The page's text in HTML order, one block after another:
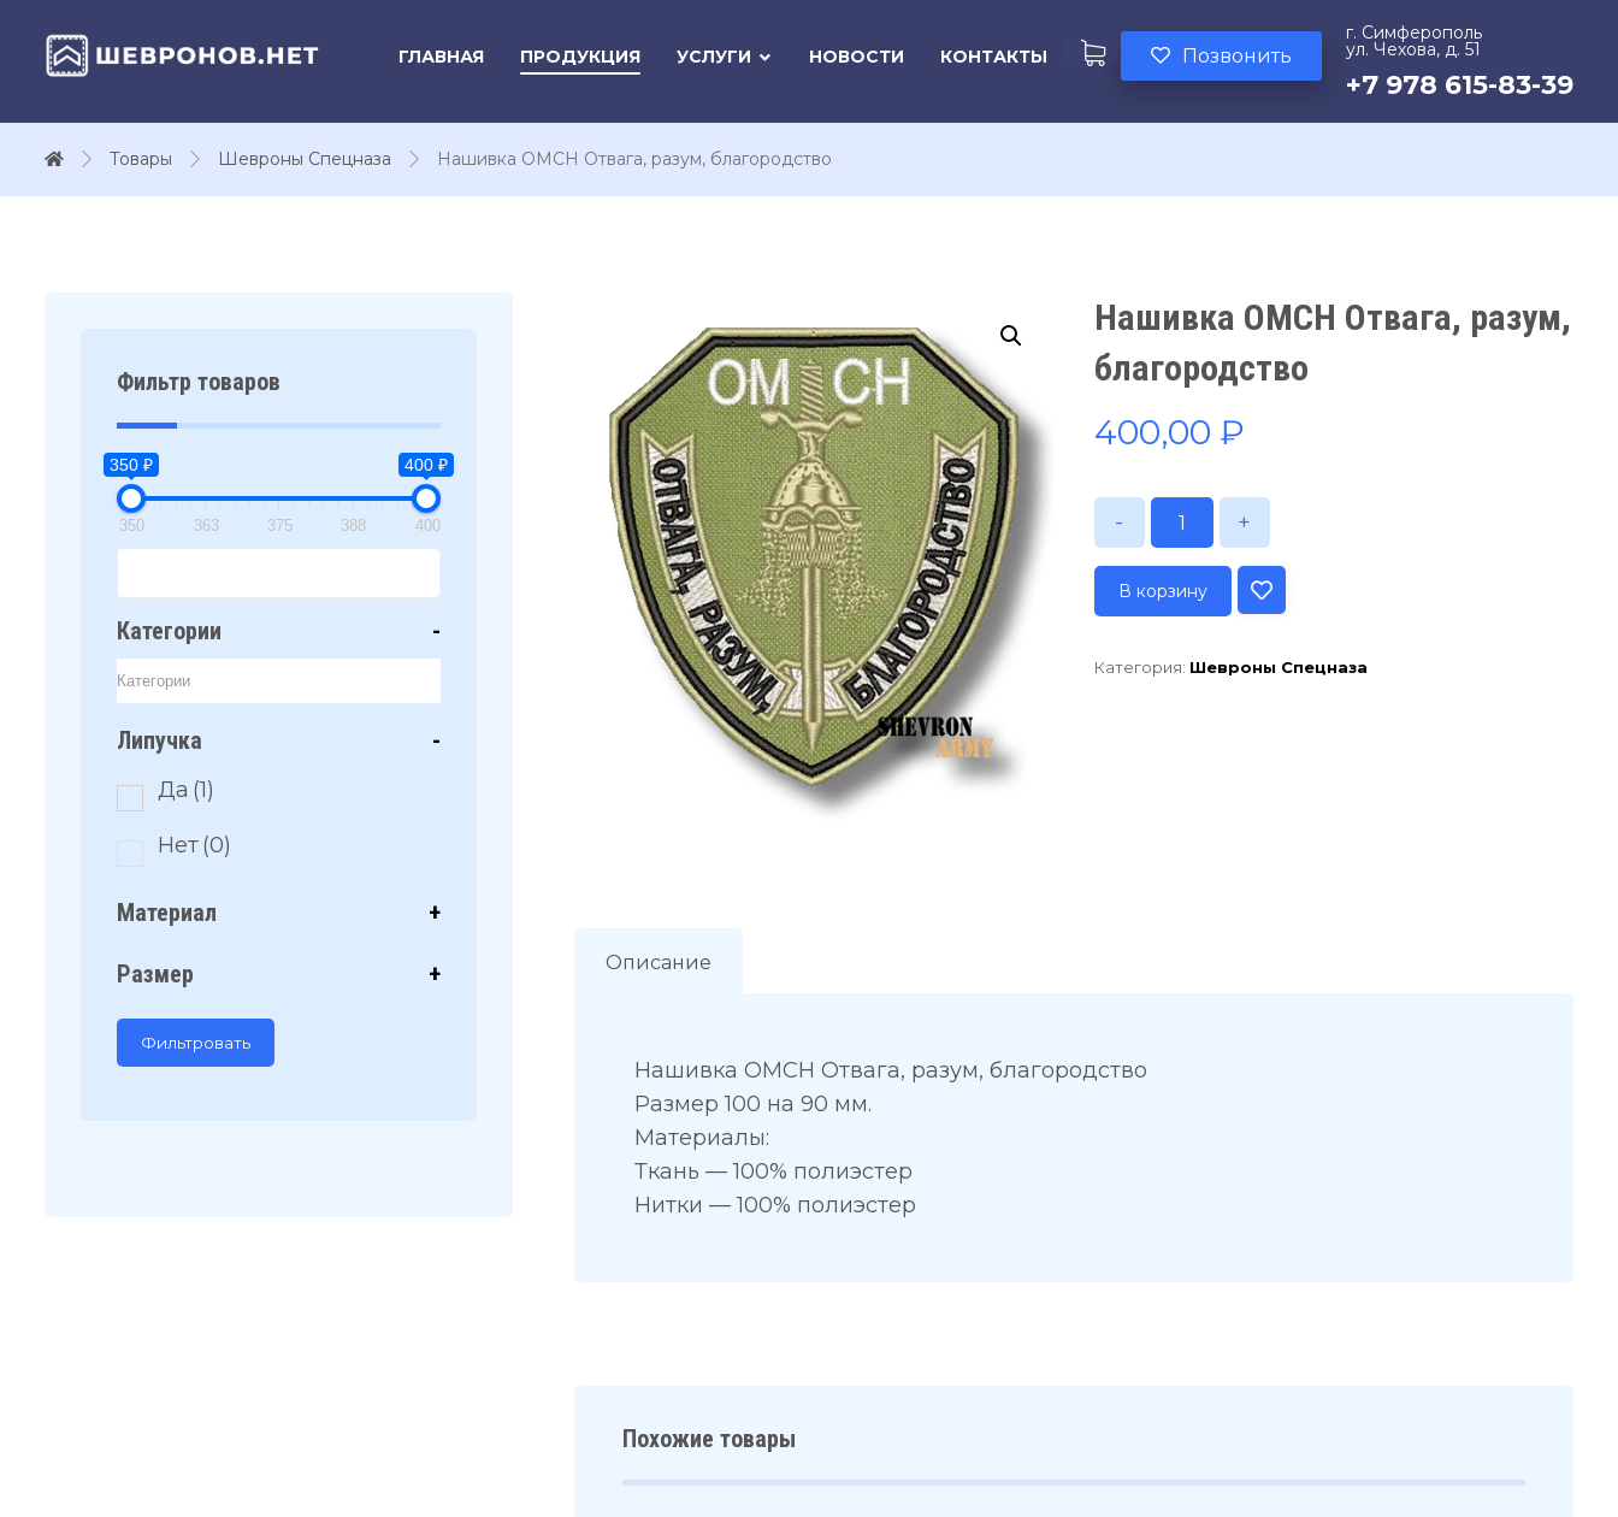
г. Симферополь
ул. Чехова, д. 51
+7 978 615-83-39
Позвонить
ГЛАВНАЯ ПРОДУКЦИЯ УСЛУГИ НОВОСТИ КОНТАКТЫ
Товары Шевроны Спецназа Нашивка ОМСН Отвага, разум, благородство
Нашивка ОМСН Отвага, разум,
благородство
400,00 ₽
- +
В корзину
Категория: Шевроны Спецназа
Описание
Нашивка ОМСН Отвага, разум, благородство
Размер 100 на 90 мм.
Материалы:
Ткань — 100% полиэстер
Нитки — 100% полиэстер
Похожие товары
Фильтр товаров
350 ₽ 400 ₽
350 363 375 388 400
Категории -
Липучка -
Да (1)
Нет(0)
Материал +
Размер +
Фильтровать